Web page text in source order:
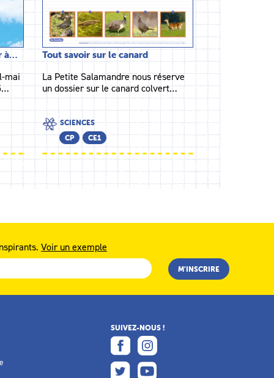
à…
mai
Tout savoir sur le canard
La Petite Salamandre nous réserve
un dossier sur le canard colvert…
SCIENCES
CP
CE1
Voir un exemple
SUIVEZ-NOUS !